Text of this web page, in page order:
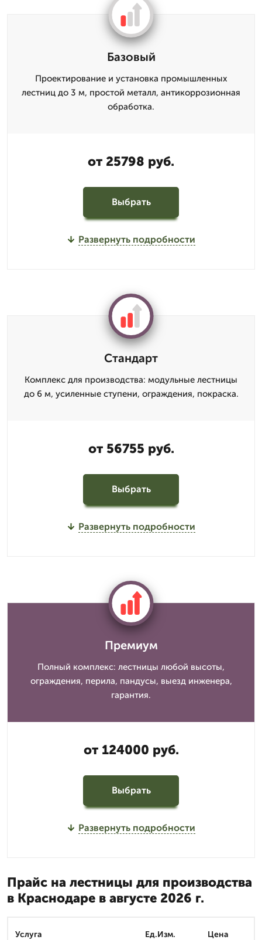
Базовый
Проектирование и установка промышленных
лестниц до 3 м, простой металл, антикоррозионная
обработка.
от 25798 руб.
Выбрать
Развернуть подробности
Стандарт
Комплекс для производства: модульные лестницы
до 6 м, усиленные ступени, ограждения, покраска.
от 56755 руб.
Выбрать
Развернуть подробности
Премиум
Полный комплекс: лестницы любой высоты,
ограждения, перила, пандусы, выезд инженера,
гарантия.
от 124000 руб.
Выбрать
Развернуть подробности
Прайс на лестницы для производства
в Краснодаре в августе 2026 г.
Услуга Ед.Изм. Цена